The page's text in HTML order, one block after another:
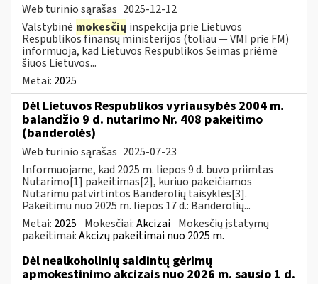
Web turinio sąrašas 2025-12-12
Valstybinė mokesčių inspekcija prie Lietuvos
Respublikos finansų ministerijos (toliau — VMI prie FM)
informuoja, kad Lietuvos Respublikos Seimas priėmė
šiuos Lietuvos...
Metai: 2025
Dėl Lietuvos Respublikos vyriausybės 2004 m.
balandžio 9 d. nutarimo Nr. 408 pakeitimo
(banderolės)
Web turinio sąrašas 2025-07-23
Informuojame, kad 2025 m. liepos 9 d. buvo priimtas
Nutarimo[1] pakeitimas[2], kuriuo pakeičiamos
Nutarimu patvirtintos Banderolių taisyklės[3].
Pakeitimu nuo 2025 m. liepos 17 d.: Banderolių...
Metai: 2025 Mokesčiai:Akcizai Mokesčių įstatymų
pakeitimai:Akcizų pakeitimai nuo 2025 m.
Dėl nealkoholinių saldintų gėrimų
apmokestinimo akcizais nuo 2026 m. sausio 1 d.